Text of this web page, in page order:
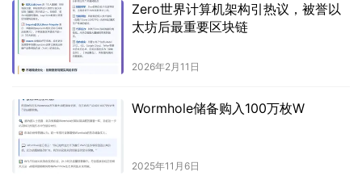
Zero世界计算机架构引热议，被誉以
太坊后最重要区块链
2026年2月11日
Wormhole储备购入100万枚W
2025年11月6日